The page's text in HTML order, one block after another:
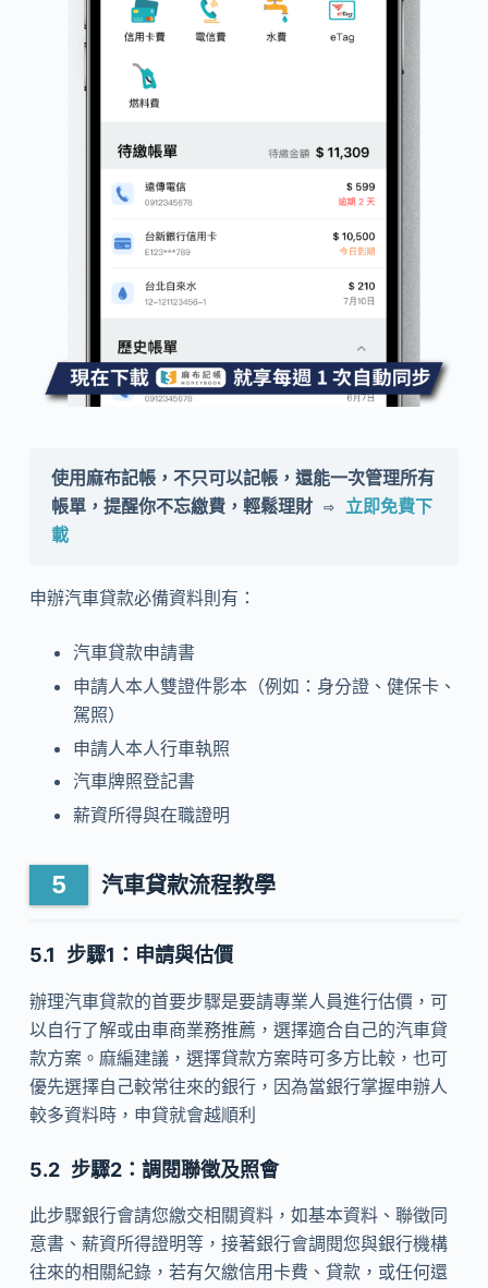
使用麻布記帳，不只可以記帳，還能一次管理所有
帳單，提醒你不忘繳費，輕鬆理財 ⇨ 立即免費下
載
申辦汽車貸款必備資料則有：
汽車貸款申請書
申請人本人雙證件影本（例如：身分證、健保卡、
駕照）
申請人本人行車執照
汽車牌照登記書
薪資所得與在職證明
汽車貸款流程教學
步驟1：申請與估價
辦理汽車貸款的首要步驟是要請專業人員進行估價，可
以自行了解或由車商業務推薦，選擇適合自己的汽車貸
款方案。麻編建議，選擇貸款方案時可多方比較，也可
優先選擇自己較常往來的銀行，因為當銀行掌握申辦人
較多資料時，申貸就會越順利
步驟2：調閱聯徵及照會
此步驟銀行會請您繳交相關資料，如基本資料、聯徵同
意書、薪資所得證明等，接著銀行會調閱您與銀行機構
往來的相關紀錄，若有欠繳信用卡費、貸款，或任何還